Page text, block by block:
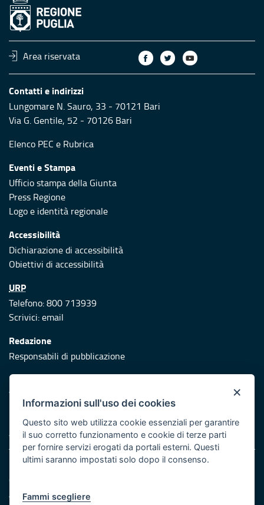
Area riservata
Contatti e indirizzi
Lungomare N. Sauro, 33 - 70121 Bari
Via G. Gentile, 52 - 70126 Bari
Elenco PEC e Rubrica
Eventi e Stampa
Ufficio stampa della Giunta
Press Regione
Logo e identità regionale
Accessibilità
Dichiarazione di accessibilità
Obiettivi di accessibilità
URP
Telefono: 800 713939
Scrivici:email
Redazione
Responsabili di pubblicazione
Protezione civile
Vai al sito di Protezione Civile Puglia
Iniziativa finanziata con risorse del POR Puglia 2014/2020 -
Asse XI
Note legali
Cookie e privacy
Atti di notifica
×
Informazioni sull'uso dei cookies
Questo sito web utilizza cookie essenziali per garantire
il suo corretto funzionamento e cookie di terze parti
per fornire servizi erogati da portali esterni. Questi
ultimi saranno impostati solo dopo il consenso.
Fammi scegliere